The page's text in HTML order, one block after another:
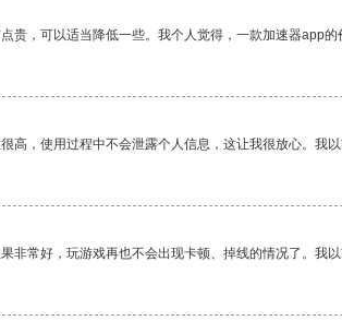
贵，可以适当降低一些。我个人觉得，一款加速器app的
高，使用过程中不会泄露个人信息，这让我很放心。我
非常好，玩游戏再也不会出现卡顿、掉线的情况了。我